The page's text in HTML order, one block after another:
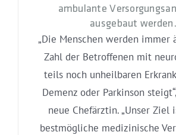
ambulante
ausgebaut werden.
„Die Menschen werden immer
Zahl der Betroffenen mit
teils noch unheilbaren
Demenz oder Parkinson
neue Chefärztin. „Unser Ziel
bestmögliche medizinische